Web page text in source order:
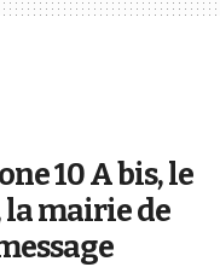
10 A bis, le
mairie de